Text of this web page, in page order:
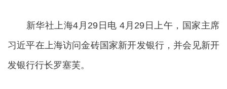
新华社上海4月29日电 4月29日上午，国家主席
习近平在上海访问金砖国家新开发银行，并会见新开
发银行行长罗塞芙。